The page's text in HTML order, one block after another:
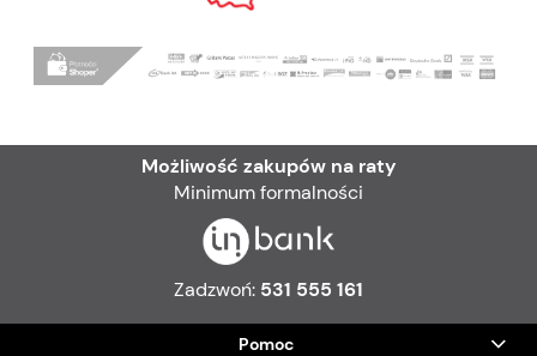
Możliwość zakupów na raty
Minimum formalności
Zadzwoń: 531 555 161
Pomoc